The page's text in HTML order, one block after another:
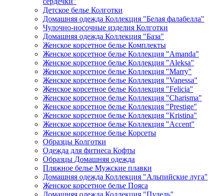
Детское белье Колготки
Домашняя одежда Коллекция "Белая фалабелла"
Чулочно-носочные изделия Колготки
Домашняя одежда Коллекция "База"
Женское корсетное белье Комплекты
Женское корсетное белье Коллекция "Amanda"
Женское корсетное белье Коллекция "Aleksa"
Женское корсетное белье Коллекция "Marry"
Женское корсетное белье Коллекция "Vanessa"
Женское корсетное белье Коллекция "Felicia"
Женское корсетное белье Коллекция "Charisma"
Женское корсетное белье Коллекция "Prestige"
Женское корсетное белье Коллекция "Kristina"
Женское корсетное белье Коллекция "Accent"
Женское корсетное белье Корсеты
Образцы Колготки
Одежда для фитнеса Кофты
Образцы Домашняя одежда
Пляжное белье Мужские плавки
Домашняя одежда Коллекция "Альпийские луга"
Женское корсетное белье Пояса
Домашняя одежда Коллекция "Пудель"